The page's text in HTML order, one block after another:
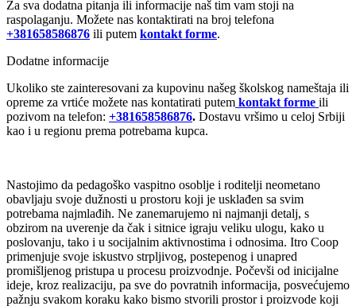
Za sva dodatna pitanja ili informacije naš tim vam stoji na
raspolaganju. Možete nas kontaktirati na broj telefona
+381658586876 ili putem kontakt forme.
Dodatne informacije
Ukoliko ste zainteresovani za kupovinu našeg školskog nameštaja ili
opreme za vrtiće možete nas kontatirati putem kontakt forme ili
pozivom na telefon: +381658586876. Dostavu vršimo u celoj Srbiji
kao i u regionu prema potrebama kupca.
Nastojimo da pedagoško vaspitno osoblje i roditelji neometano
obavljaju svoje dužnosti u prostoru koji je usklađen sa svim
potrebama najmlađih. Ne zanemarujemo ni najmanji detalj, s
obzirom na uverenje da čak i sitnice igraju veliku ulogu, kako u
poslovanju, tako i u socijalnim aktivnostima i odnosima. Itro Coop
primenjuje svoje iskustvo strpljivog, postepenog i unapred
promišljenog pristupa u procesu proizvodnje. Počevši od inicijalne
ideje, kroz realizaciju, pa sve do povratnih informacija, posvećujemo
pažnju svakom koraku kako bismo stvorili prostor i proizvode koji